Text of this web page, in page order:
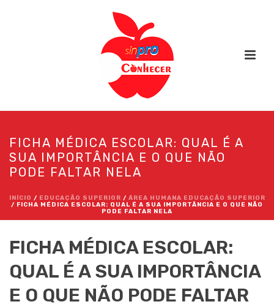
FICHA MÉDICA ESCOLAR: QUAL É A
SUA IMPORTÂNCIA E O QUE NÃO
PODE FALTAR NELA
INÍCIO / EDUCAÇÃO SUPERIOR / ÁREA HUMANA EDUCAÇÃO SUPERIOR
/ FICHA MÉDICA ESCOLAR: QUAL É A SUA IMPORTÂNCIA E O QUE NÃO
PODE FALTAR NELA
FICHA MÉDICA ESCOLAR:
QUAL É A SUA IMPORTÂNCIA
E O QUE NÃO PODE FALTAR